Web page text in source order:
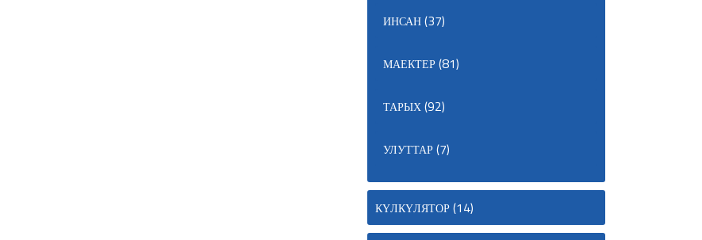
ИНСАН(37)
МАЕКТЕР(81)
ТАРЫХ(92)
УЛУТТАР(7)
КҮЛКҮЛЯТОР(14)